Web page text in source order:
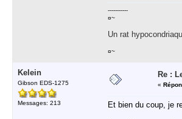
-----------
¤~
Un rat
¤~
Kelein
Gibson EDS-1275
Messages: 213
Re :
«
Et bien du coup, je